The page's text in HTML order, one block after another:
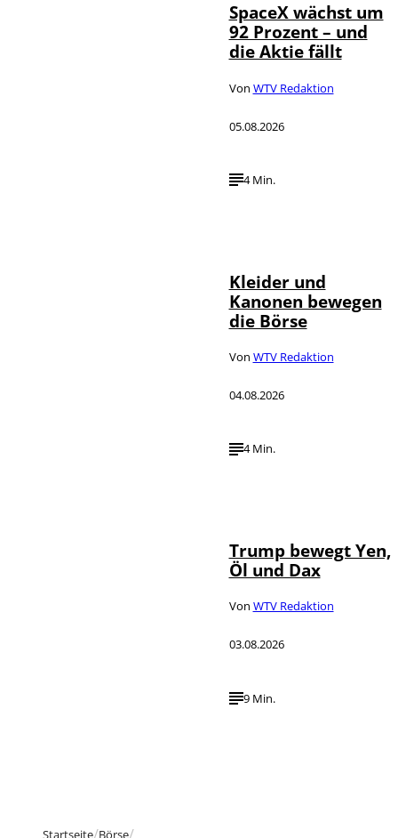
SpaceX wächst um
92 Prozent – und
die Aktie fällt
Von WTV Redaktion
05.08.2026
4 Min.
Kleider und
Kanonen bewegen
die Börse
Von WTV Redaktion
04.08.2026
4 Min.
Trump bewegt Yen,
Öl und Dax
Von WTV Redaktion
03.08.2026
9 Min.
Startseite Börse